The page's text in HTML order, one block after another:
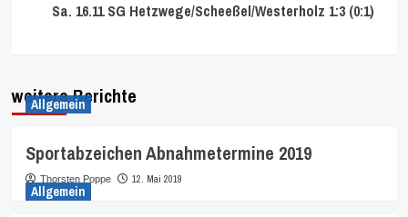
Sa. 16.11 SG Hetzwege/Scheeßel/Westerholz 1:3 (0:1)
weitere Berichte
Allgemein
Sportabzeichen Abnahmetermine 2019
Thorsten Poppe 12. Mai 2019
Allgemein